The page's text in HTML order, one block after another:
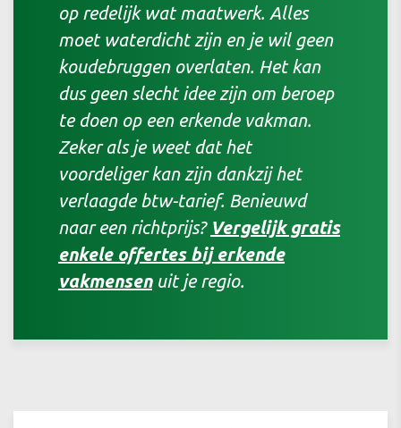
op redelijk wat maatwerk. Alles
moet waterdicht zijn en je wil geen
koudebruggen overlaten. Het kan
dus geen slecht idee zijn om beroep
te doen op een erkende vakman.
Zeker als je weet dat het
voordeliger kan zijn dankzij het
verlaagde btw-tarief. Benieuwd
naar een richtprijs? Vergelijk gratis
enkele offertes bij erkende
vakmensenuit je regio.